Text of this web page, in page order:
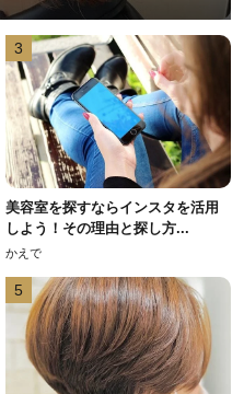
3
美容室を探すならインスタを活用
しよう！その理由と探し方...
かえで
5